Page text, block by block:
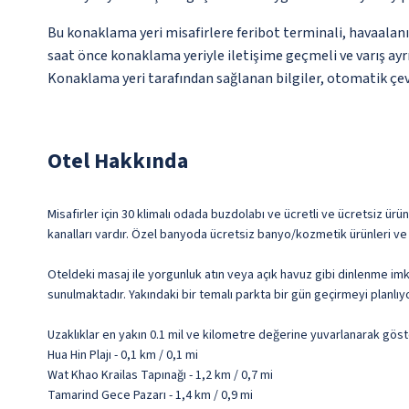
Bu konaklama yeri misafirlere feribot terminali,
saat önce konaklama yeriyle iletişime geçmeli ve varış
Konaklama yeri tarafından sağlanan bilgiler, otomatik
Otel Hakkında
Misafirler için 30 klimalı odada buzdolabı ve ücretli ve ücretsiz
kanalları vardır. Özel banyoda ücretsiz banyo/kozmetik ürünleri
Oteldeki masaj ile yorgunluk atın veya açık havuz gibi dinlenme
sunulmaktadır. Yakındaki bir temalı parkta bir gün geçirmeyi
Uzaklıklar en yakın 0.1 mil ve kilometre değerine yuvarlanarak
Hua Hin Plajı - 0,1 km / 0,1 mi
Wat Khao Krailas Tapınağı - 1,2 km / 0,7 mi
Tamarind Gece Pazarı - 1,4 km / 0,9 mi